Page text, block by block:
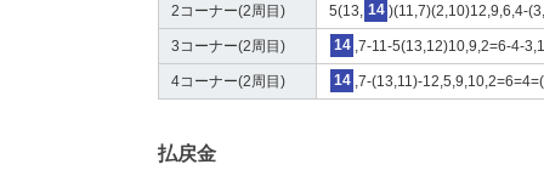
2コーナー(2周目) 5(13, 14 )(11,7)(2,10)12,9,6,4-
3コーナー(2周目) 14 ,7-11-5(13,12)10,9,2=6-4-
4コーナー(2周目) 14 ,7-(13,11)-
払戻金